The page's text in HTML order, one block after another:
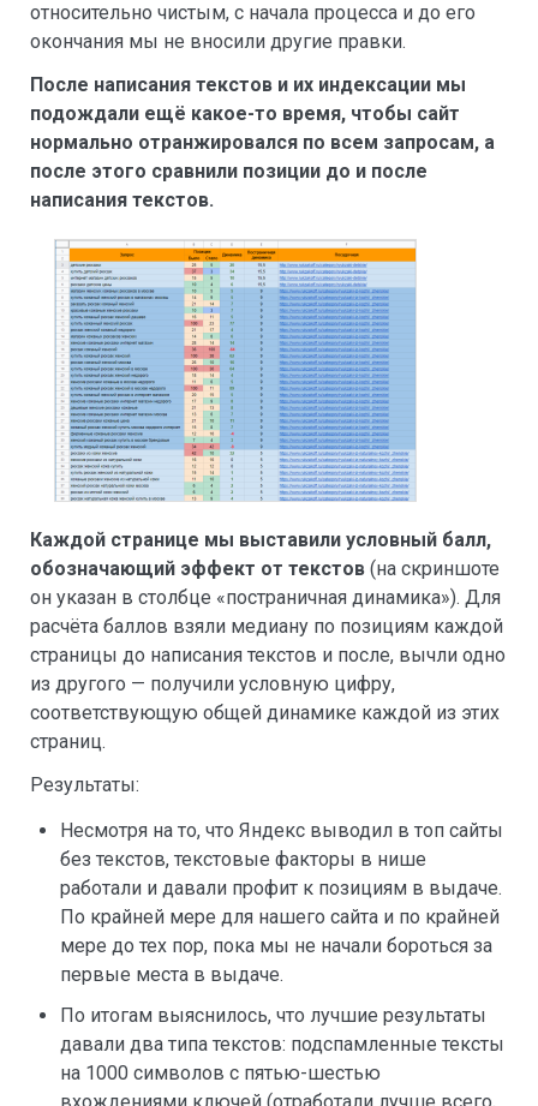
относительно чистым, с начала процесса и до его
окончания мы не вносили другие правки.
После написания текстов и их индексации мы
подождали ещё какое-то время, чтобы сайт
нормально отранжировался по всем запросам, а
после этого сравнили позиции до и после
написания текстов.
Каждой странице мы выставили условный балл,
обозначающий эффект от текстов (на скриншоте
он указан в столбце «постраничная динамика»). Для
расчёта баллов взяли медиану по позициям каждой
страницы до написания текстов и после, вычли одно
из другого — получили условную цифру,
соответствующую общей динамике каждой из этих
страниц.
Результаты:
Несмотря на то, что Яндекс выводил в топ сайты
без текстов, текстовые факторы в нише
работали и давали профит к позициям в выдаче.
По крайней мере для нашего сайта и по крайней
мере до тех пор, пока мы не начали бороться за
первые места в выдаче.
По итогам выяснилось, что лучшие результаты
давали два типа текстов: подспамленные тексты
на 1000 символов с пятью-шестью